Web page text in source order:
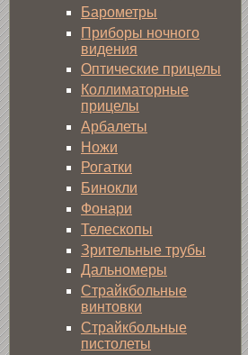
Барометры
Приборы ночного
видения
Оптические прицелы
Коллиматорные
прицелы
Арбалеты
Ножи
Рогатки
Бинокли
Фонари
Телескопы
Зрительные трубы
Дальномеры
Страйкбольные
винтовки
Страйкбольные
пистолеты